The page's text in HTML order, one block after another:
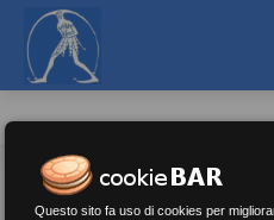
Questo sito fa uso di cookies per